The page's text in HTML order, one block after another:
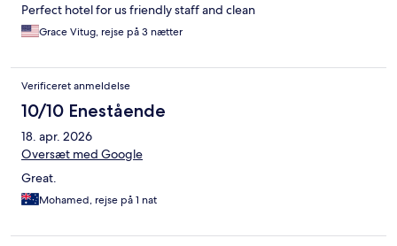
Perfect hotel for us friendly staff and clean
Grace Vitug, rejse på 3 nætter
Verificeret anmeldelse
10/10 Enestående
18. apr. 2026
Oversæt med Google
Great.
Mohamed, rejse på 1 nat